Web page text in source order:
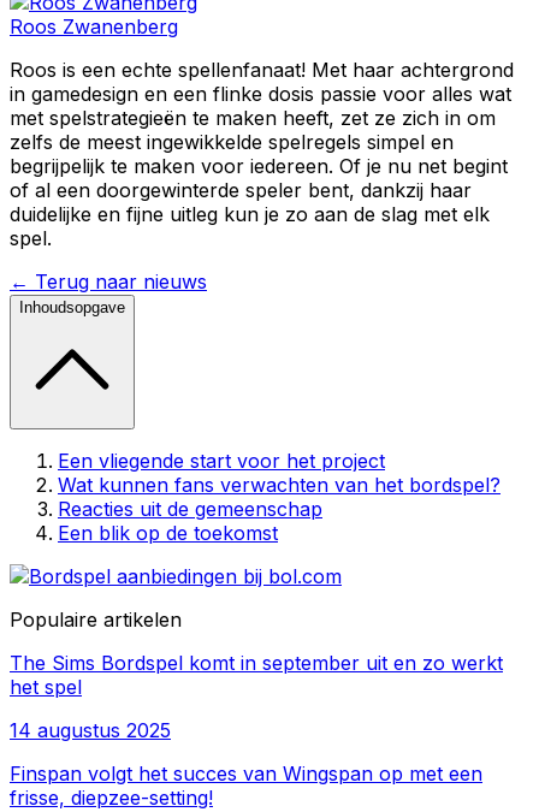
Roos Zwanenberg
Roos is een echte spellenfanaat! Met haar achtergrond
in gamedesign en een flinke dosis passie voor alles wat
met spelstrategieën te maken heeft, zet ze zich in om
zelfs de meest ingewikkelde spelregels simpel en
begrijpelijk te maken voor iedereen. Of je nu net begint
of al een doorgewinterde speler bent, dankzij haar
duidelijke en fijne uitleg kun je zo aan de slag met elk
spel.
← Terug naar nieuws
Inhoudsopgave
Een vliegende start voor het project
Wat kunnen fans verwachten van het bordspel?
Reacties uit de gemeenschap
Een blik op de toekomst
Populaire artikelen
The Sims Bordspel komt in september uit en zo werkt
het spel
14 augustus 2025
Finspan volgt het succes van Wingspan op met een
frisse, diepzee-setting!